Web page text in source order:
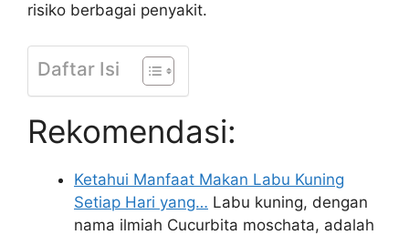
risiko berbagai penyakit.
Daftar Isi
Rekomendasi:
Ketahui Manfaat Makan Labu Kuning
Setiap Hari yang… Labu kuning, dengan
nama ilmiah Cucurbita moschata, adalah